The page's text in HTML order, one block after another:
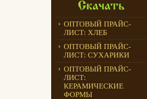
Скачать
ОПТОВЫЙ ПРАЙС-
ЛИСТ: ХЛЕБ
ОПТОВЫЙ ПРАЙС-
ЛИСТ: СУХАРИКИ
ОПТОВЫЙ ПРАЙС-
ЛИСТ:
КЕРАМИЧЕСКИЕ
ФОРМЫ